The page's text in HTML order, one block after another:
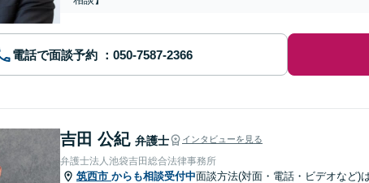
電話で面談予約
吉田 公紀 弁護士 インタビューを見る
弁護士法人池袋吉田総合法律事務所
筑西市 からも相談受付中面談方法(対面・電話・ビデオなど)